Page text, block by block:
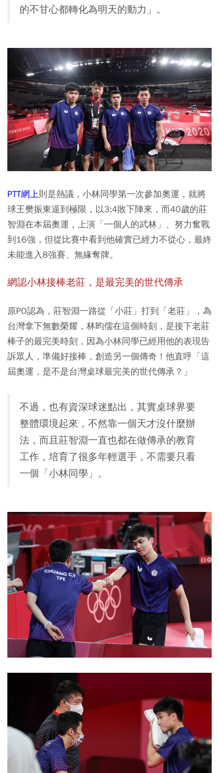
的不甘心都轉化為明天的動力」。
PTT網上則是熱議，小林同學第一次參加奧運，就將
球王樊振東逼到極限，以3:4敗下陣來，而40歲的莊
智淵在本屆奧運，上演「一個人的武林」、努力奮戰
到16強，但從比賽中看到他確實已經力不從心，最終
未能進入8強賽、無緣奪牌。
網認小林接棒老莊，是最完美的世代傳承
原PO認為，莊智淵一路從「小莊」打到「老莊」，為
台灣拿下無數榮耀，林昀儒在這個時刻，是接下老莊
棒子的最完美時刻，因為小林同學已經用他的表現告
訴眾人，準備好接棒，創造另一個傳奇！他直呼「這
屆奧運，是不是台灣桌球最完美的世代傳承？」
不過，也有資深球迷點出，其實桌球界要
整體環境起來，不然靠一個天才沒什麼辦
法，而且莊智淵一直也都在做傳承的教育
工作，培育了很多年輕選手，不需要只看
一個「小林同學」。